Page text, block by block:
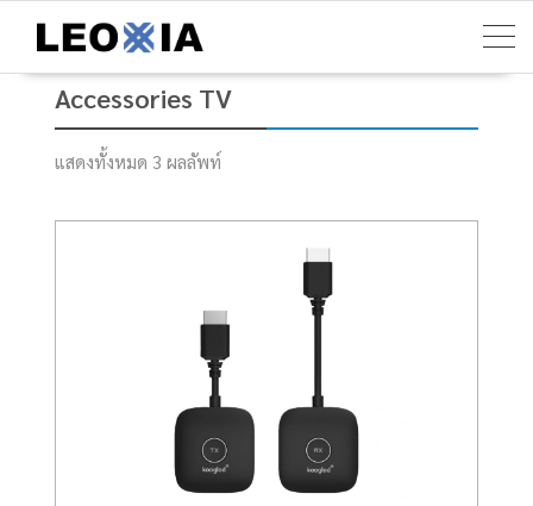
content
Accessories TV
แสดงทั้งหมด 3 ผลลัพท์